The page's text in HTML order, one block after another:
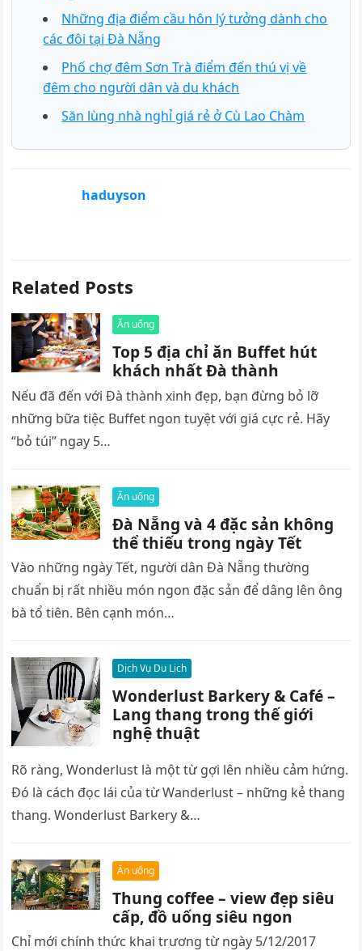
Những địa điểm cầu hôn lý tưởng dành cho
các đôi tại Đà Nẵng
Phố chợ đêm Sơn Trà điểm đến thú vị về
đêm cho người dân và du khách
Săn lùng nhà nghỉ giá rẻ ở Cù Lao Chàm
haduyson
Related Posts
Ăn uống
Top 5 địa chỉ ăn Buffet hút
khách nhất Đà thành
Nếu đã đến với Đà thành xinh đẹp, bạn đừng bỏ lỡ
những bữa tiệc Buffet ngon tuyệt với giá cực rẻ. Hãy
“bỏ túi” ngay 5…
Ăn uống
Đà Nẵng và 4 đặc sản không
thể thiếu trong ngày Tết
Vào những ngày Tết, người dân Đà Nẵng thường
chuẩn bị rất nhiều món ngon đặc sản để dâng lên ông
bà tổ tiên. Bên cạnh món…
Dịch Vụ Du Lịch
Wonderlust Barkery & Café –
Lang thang trong thế giới
nghệ thuật
Rõ ràng, Wonderlust là một từ gợi lên nhiều cảm hứng.
Đó là cách đọc lái của từ Wanderlust – những kẻ thang
thang. Wonderlust Barkery &…
Ăn uống
Thung coffee – view đẹp siêu
cấp, đồ uống siêu ngon
Chỉ mới chính thức khai trương từ ngày 5/12/2017